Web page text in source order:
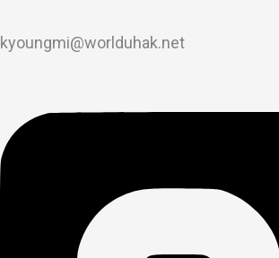
kyoungmi@worlduhak.net